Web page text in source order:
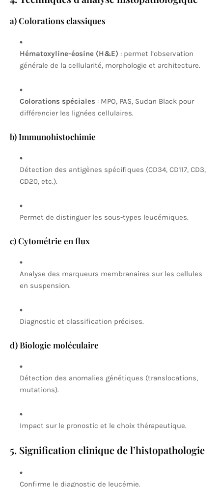
a) Colorations classiques
Hématoxyline-éosine (H&E) : permet l’observation
générale de la cellularité, morphologie et architecture.
Colorations spéciales : MPO, PAS, Sudan Black pour
différencier les lignées cellulaires.
b) Immunohistochimie
Détection des antigènes spécifiques (CD34, CD117, CD3,
CD20, etc.).
Permet de distinguer les sous-types leucémiques.
c) Cytométrie en flux
Analyse des marqueurs membranaires sur les cellules
en suspension.
Diagnostic et classification précises.
d) Biologie moléculaire
Détection des anomalies génétiques (translocations,
mutations).
Impact sur le pronostic et le choix thérapeutique.
5. Signification clinique de l’histopathologie
Confirme le diagnostic de leucémie.